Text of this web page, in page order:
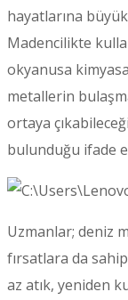
hayatlarına
Madencilikte
okyanusa
metallerin
ortaya
bulunduğu ifade
Uzmanlar; deniz
fırsatlara da
az atık, yeniden